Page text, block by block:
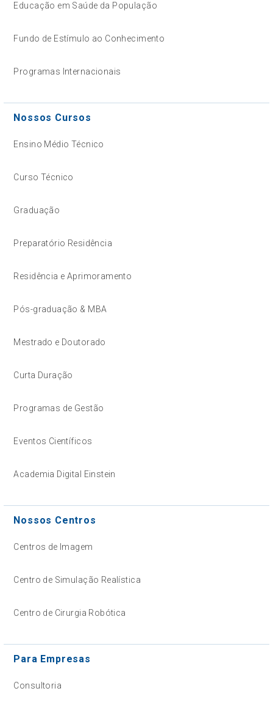
Educação em Saúde da População
Fundo de Estímulo ao Conhecimento
Programas Internacionais
Nossos Cursos
Ensino Médio Técnico
Curso Técnico
Graduação
Preparatório Residência
Residência e Aprimoramento
Pós-graduação & MBA
Mestrado e Doutorado
Curta Duração
Programas de Gestão
Eventos Científicos
Academia Digital Einstein
Nossos Centros
Centros de Imagem
Centro de Simulação Realística
Centro de Cirurgia Robótica
Para Empresas
Consultoria